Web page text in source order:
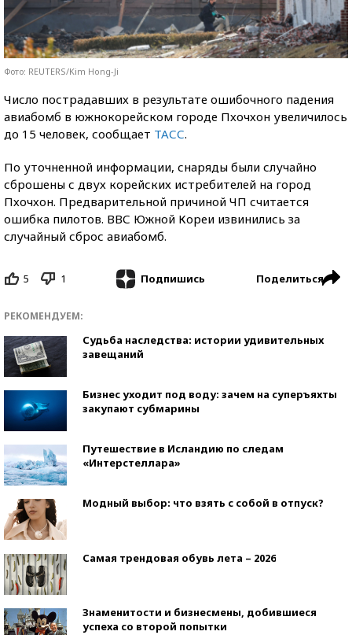
Фото: REUTERS/Kim Hong-Ji
Число пострадавших в результате ошибочного падения
авиабомб в южнокорейском городе Пхочхон увеличилось
до 15 человек, сообщает ТАСС.
По уточненной информации, снаряды были случайно
сброшены с двух корейских истребителей на город
Пхочхон. Предварительной причиной ЧП считается
ошибка пилотов. ВВС Южной Кореи извинились за
случайный сброс авиабомб.
5 1 Подпишись Поделиться
РЕКОМЕНДУЕМ:
Судьба наследства: истории удивительных
завещаний
Бизнес уходит под воду: зачем на суперъяхты
закупают субмарины
Путешествие в Исландию по следам
«Интерстеллара»
Модный выбор: что взять с собой в отпуск?
Самая трендовая обувь лета – 2026
Знаменитости и бизнесмены, добившиеся
успеха со второй попытки